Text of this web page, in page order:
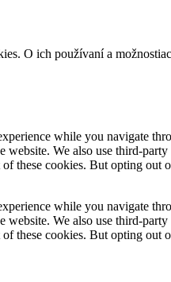
O ich používaní a
while you navigate
We also use third-
these cookies. But opting
while you navigate
We also use third-
these cookies. But opting